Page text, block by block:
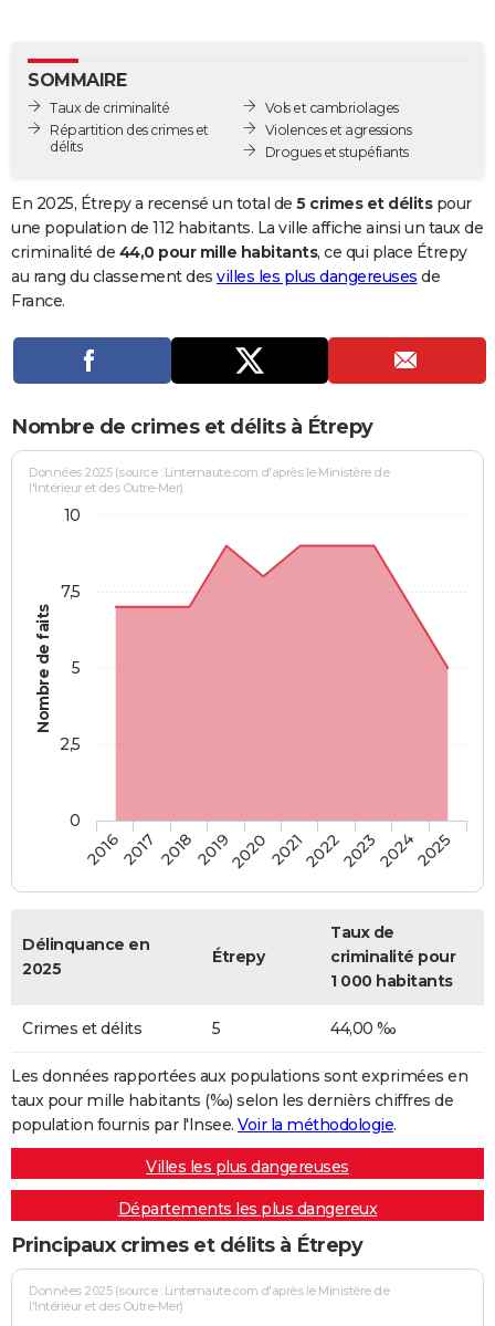
GUIDES D'ACHAT
BONS PLANS
Carte de Noël
Carte Bonne année
Carte Saint-Valentin
Carte Pâques
Carte d'anniversaire
DICTIONNAIRE
Dictionnaire
Biographies
Citations
Expressions
Proverbes
PROGRAMME TV
COPAINS D'AVANT
S'inscrire
Se connecter
Lycées
Collèges
Primaires
Universités
Entreprises
Service militaire
Avis de recherche
AVIS DE DÉCÈS
FORUM
Bricolage
Lifestyle
Culture
Sport
Auto
Television
Voyage
Cinema
SOMMAIRE
Taux de criminalité
Répartition des crimes et
délits
Vols et cambriolages
Violences et agressions
Drogues et stupéfiants
En 2025, Étrepy a recensé un total de 5 crimes et délitspour
une population de 112 habitants. La ville affiche ainsi un taux de
criminalité de 44,0 pour mille habitants, ce qui place Étrepy
au rang du classement des villes les plus dangereuses de
France.
Nombre de crimes et délits à Étrepy
Nombre de faits
Données 2025 (source : Linternaute.com d'après le Ministère de
l'Intérieur et des Outre-Mer)
20162017 20182019202020212022202320242025
0
2,5
5
7,5
10
Délinquance en
2025
Étrepy
Taux de
criminalité pour
1 000 habitants
Crimes et délits 5 44,00 ‰
Les données rapportées aux populations sont exprimées en
taux pour mille habitants (‰) selon les dernièrs chiffres de
population fournis par l'Insee. Voir la méthodologie.
Villes les plus dangereuses
Départements les plus dangereux
Principaux crimes et délits à Étrepy
Données 2025 (source : Linternaute.com d'après le Ministère de
l'Intérieur et des Outre-Mer)